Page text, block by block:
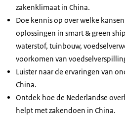
zakenklimaat in China.
Doe kennis op over welke
oplossingen in smart & green
waterstof, tuinbouw,
voorkomen van
Luister naar de ervaringen van
China.
Ontdek hoe de Nederlandse
helpt met zakendoen in China.